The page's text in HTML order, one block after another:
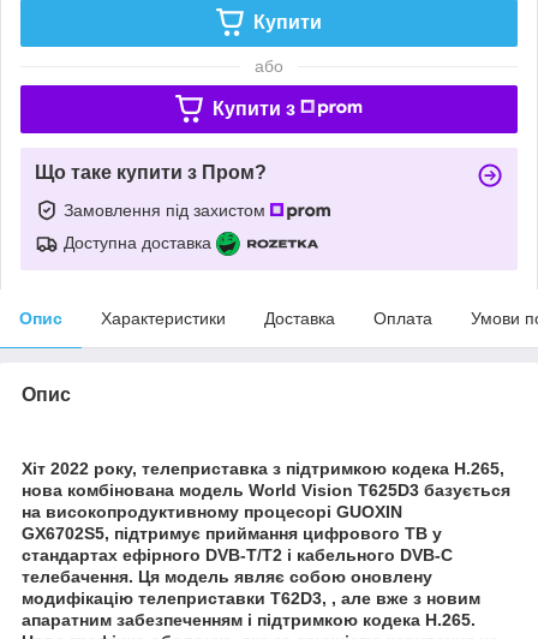
Купити
або
Купити з
Що таке купити з Пром?
Замовлення під захистом
Доступна доставка
Опис Характеристики Доставка Оплата Умови
Опис
Хіт 2022 року, телеприставка з підтримкою кодека H.265,
нова комбінована модель World Vision T625D3 базується
на високопродуктивному процесорі GUOXIN
GX6702S5, підтримує приймання цифрового ТВ у
стандартах ефірного DVB-T/T2 і кабельного DVB-C
телебачення. Ця модель являє собою оновлену
модифікацію телеприставки T62D3, , але вже з новим
апаратним забезпеченням і підтримкою кодека H.265.